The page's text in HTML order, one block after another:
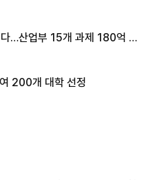
…산업부 15개 과제 180억 지
200개 대학 선정